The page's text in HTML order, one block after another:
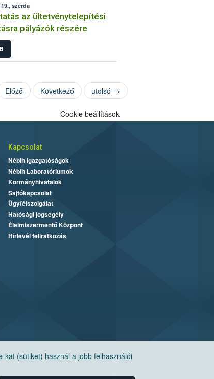
szerda
az ültetvénytelepítési
pályázók részére
Előző Következő utolsó →
kat (sütiket) használ a jobb felhasználói
Cookie beállítások
Kapcsolat
Nébih Igazgatóságok
Nébih Laboratóriumok
Kormányhivatalok
Sajtókapcsolat
Ügyfélszolgálat
Hatósági jogsegély
Élelmiszermentő Központ
Hírlevél feliratkozás